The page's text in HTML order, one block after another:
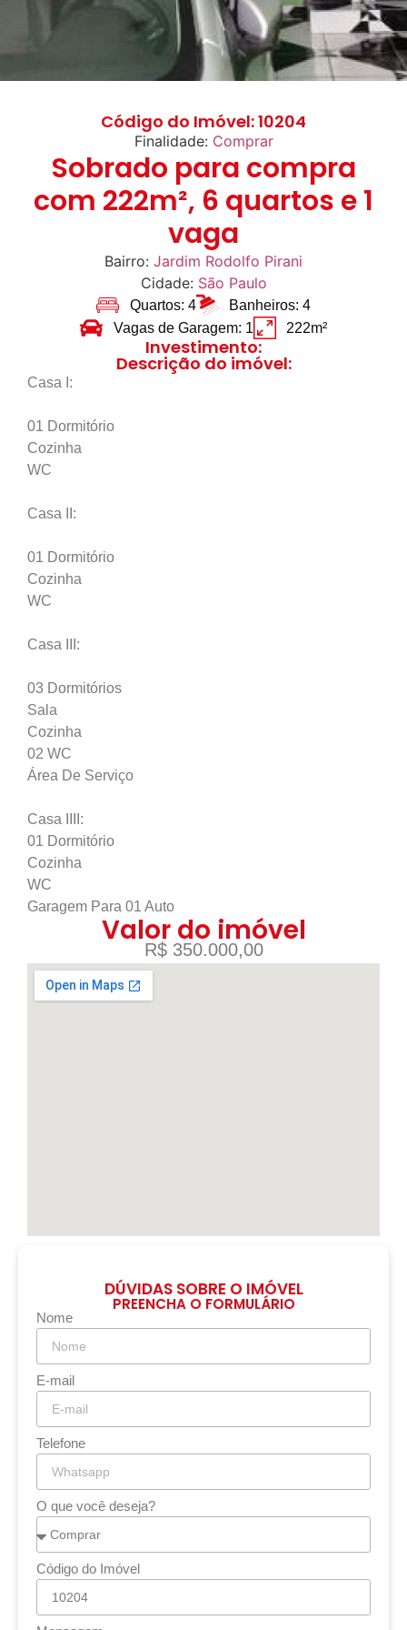
Código do Imóvel: 10204
Finalidade: Comprar
Sobrado para compra
com 222m², 6 quartos e 1
vaga
Bairro: Jardim Rodolfo Pirani
Cidade: São Paulo
Quartos: 4
Banheiros: 4
Vagas de Garagem: 1
222m²
Investimento:
Descrição do imóvel:
Casa I:
01 Dormitório
Cozinha
WC
Casa II:
01 Dormitório
Cozinha
WC
Casa III:
03 Dormitórios
Sala
Cozinha
02 WC
Área De Serviço
Casa IIII:
01 Dormitório
Cozinha
WC
Garagem Para 01 Auto
Valor do imóvel
R$ 350.000,00
DÚVIDAS SOBRE O IMÓVEL
PREENCHA O FORMULÁRIO
Nome
E-mail
Telefone
O que você deseja?
Código do Imóvel